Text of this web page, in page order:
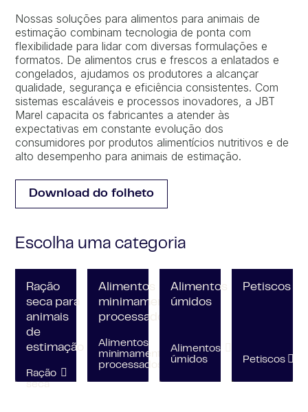
Nossas soluções para alimentos para animais de
estimação combinam tecnologia de ponta com
flexibilidade para lidar com diversas formulações e
formatos. De alimentos crus e frescos a enlatados e
congelados, ajudamos os produtores a alcançar
qualidade, segurança e eficiência consistentes. Com
sistemas escaláveis e processos inovadores, a JBT
Marel capacita os fabricantes a atender às
expectativas em constante evolução dos
consumidores por produtos alimentícios nutritivos e de
alto desempenho para animais de estimação.
Download do folheto
Escolha uma categoria
Ração
seca para
animais
de
estimação
Ração
seca
Alimentos
minimamente
processados
Alimentos
minimamente
processados
Alimentos
úmidos
Alimentos
úmidos
Petiscos
Petiscos